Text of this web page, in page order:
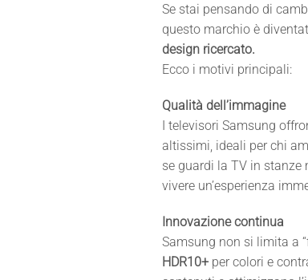
Se stai pensando di
questo marchio è
design ricercato.
Ecco i motivi principali:
Qualità dell’immagine
I televisori Samsung
altissimi, ideali per chi
se guardi la TV in
vivere un’esperienza
Innovazione continua
Samsung non si limita a
HDR10+ per colori e